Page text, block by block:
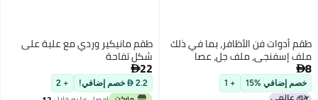
طقم مانيكير وردي مع علبة على
شكل تفاحة
22
2.2  خصم إضافي!